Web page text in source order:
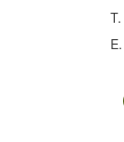
T.
E.